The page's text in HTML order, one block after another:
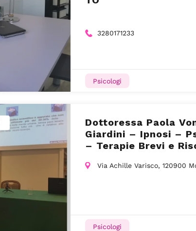
3280171233
Psicologi
Dottoressa Paola
Giardini – Ipnosi –
– Terapie Brevi e
Via Achille Varisco, 120900
Psicologi